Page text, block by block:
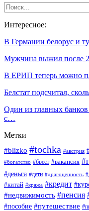
Интересное:
В Германии белорус и
Мужчина выжил после
В ЕРИП теперь можно
Белстат подсчитал,
Один из главных банков
с…
Метки
#blizko #tochka #австрия
#богатство #брест #вакансия
#деньга #дети #драгоценность
#китай #кража #кредит
#недвижимость #пенсия
#пособие #путешествие